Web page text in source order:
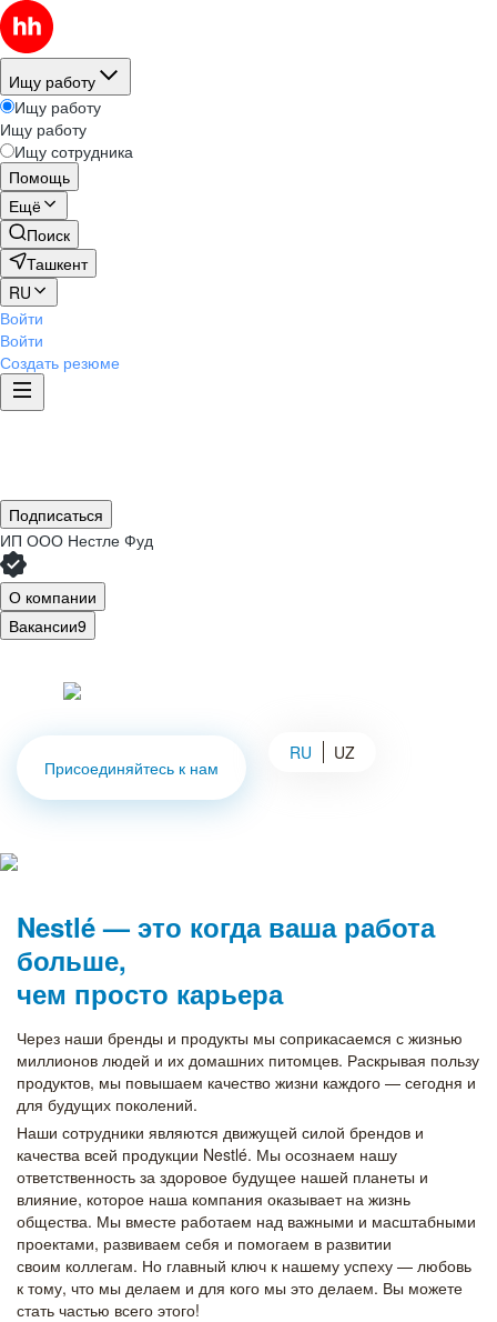
Ищу работу
Ищу работу
Ищу работу
Ищу сотрудника
Помощь
Ещё
Поиск
Ташкент
RU
Войти
Войти
Создать резюме
Подписаться
ИП ООО Нестле Фуд
О компании
Вакансии9
Присоединяйтесь к нам
RU UZ
Nestlé — это когда ваша работа
больше,
чем просто карьера
Через наши бренды и продукты мы соприкасаемся с жизнью
миллионов людей и их домашних питомцев. Раскрывая пользу
продуктов, мы повышаем качество жизни каждого — сегодня и
для будущих поколений.
Наши сотрудники являются движущей силой брендов и
качества всей продукции Nestlé. Мы осознаем нашу
ответственность за здоровое будущее нашей планеты и
влияние, которое наша компания оказывает на жизнь
общества. Мы вместе работаем над важными и масштабными
проектами, развиваем себя и помогаем в развитии
своим коллегам. Но главный ключ к нашему успеху — любовь
к тому, что мы делаем и для кого мы это делаем. Вы можете
стать частью всего этого!